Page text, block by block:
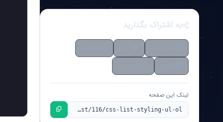
به اشتراک بگذارید
لینک این صفحه